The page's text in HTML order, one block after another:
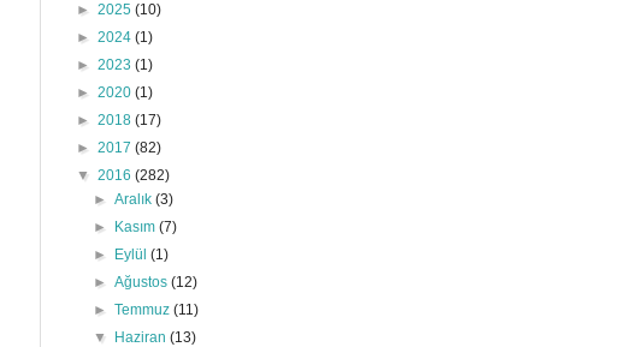
► 2025 (10)
► 2024 (1)
► 2023 (1)
► 2020 (1)
► 2018 (17)
► 2017 (82)
▼ 2016 (282)
►Aralık(3)
►
Kasım(7)
►
Eylül(1)
►Ağustos(12)
►Temmuz(11)
▼
Haziran(13)